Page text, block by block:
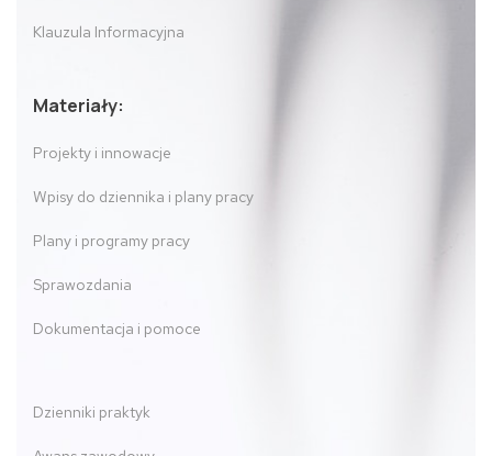
Klauzula Informacyjna
Materiały:
Projekty i innowacje
Wpisy do dziennika i plany pracy
Plany i programy pracy
Sprawozdania
Dokumentacja i pomoce
Dzienniki praktyk